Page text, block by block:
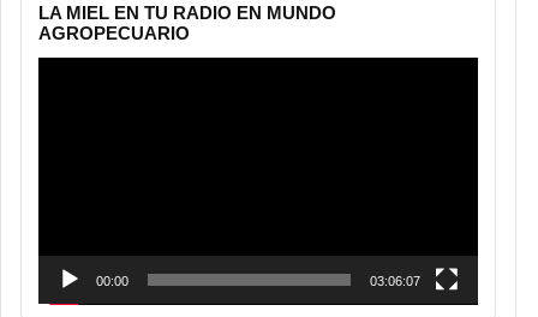
LA MIEL EN TU RADIO EN MUNDO
AGROPECUARIO
00:00 03:06:07